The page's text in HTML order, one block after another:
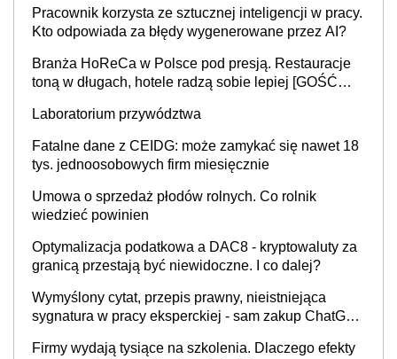
Pracownik korzysta ze sztucznej inteligencji w pracy.
Kto odpowiada za błędy wygenerowane przez AI?
Branża HoReCa w Polsce pod presją. Restauracje
toną w długach, hotele radzą sobie lepiej [GOŚĆ
Laboratorium przywództwa
Fatalne dane z CEIDG: może zamykać się nawet 18
tys. jednoosobowych firm miesięcznie
Umowa o sprzedaż płodów rolnych. Co rolnik
wiedzieć powinien
Optymalizacja podatkowa a DAC8 - kryptowaluty za
granicą przestają być niewidoczne. I co dalej?
Wymyślony cytat, przepis prawny, nieistniejąca
sygnatura w pracy eksperckiej - sam zakup ChatGPT
Firmy wydają tysiące na szkolenia. Dlaczego efekty